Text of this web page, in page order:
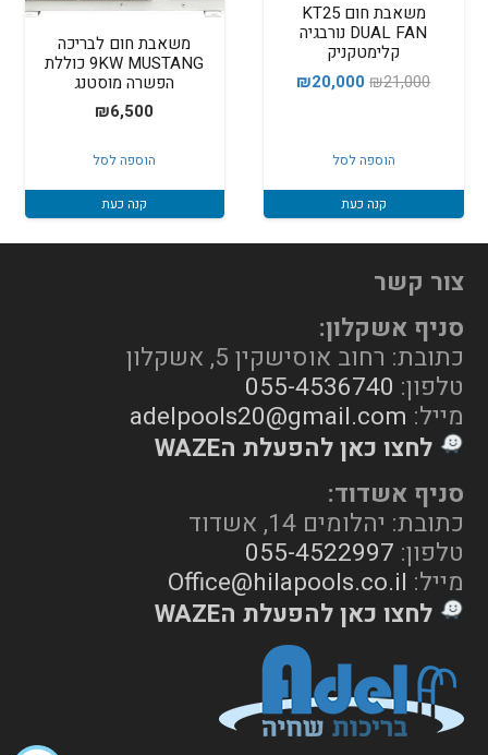
משאבת חום KT25
DUAL FAN נורבגיה
קלימטקניק
₪21,000
המחיר
₪21,000.
₪20,000
המחיר
הוספה לסל
קנה כעת
משאבת חום לבריכה
9KW MUSTANG כוללת
הפשרה מוסטנג
₪6,500
הוספה לסל
קנה כעת
צור קשר
סניף אשקלון:
כתובת: רחוב אוסישקין 5, אשקלון
טלפון: 055-4536740
מייל: adelpools20@gmail.com
לחצו כאן להפעלת הWAZE
סניף אשדוד:
כתובת: יהלומים 14, אשדוד
טלפון: 055-4522997
מייל: Office@hilapools.co.il
לחצו כאן להפעלת הWAZE